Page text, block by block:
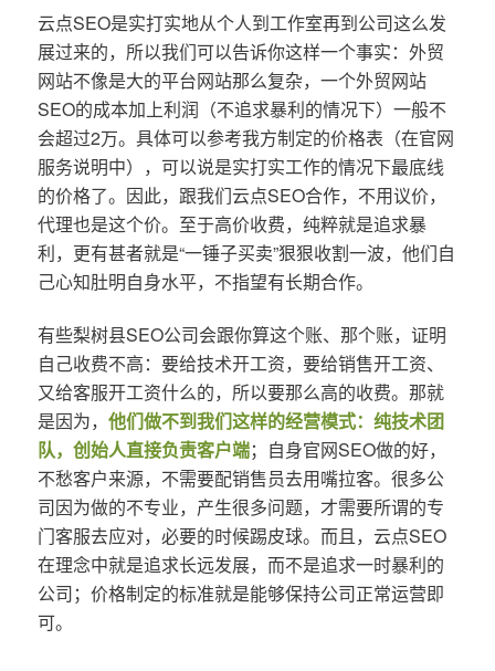
云点SEO是实打实地从个人到工作室再到公司这么发
展过来的，所以我们可以告诉你这样一个事实：外贸
网站不像是大的平台网站那么复杂，一个外贸网站
SEO的成本加上利润（不追求暴利的情况下）一般不
会超过2万。具体可以参考我方制定的价格表（在官网
服务说明中），可以说是实打实工作的情况下最底线
的价格了。因此，跟我们云点SEO合作，不用议价，
代理也是这个价。至于高价收费，纯粹就是追求暴
利，更有甚者就是“一锤子买卖”狠狠收割一波，他们自
己心知肚明自身水平，不指望有长期合作。
有些梨树县SEO公司会跟你算这个账、那个账，证明
自己收费不高：要给技术开工资，要给销售开工资、
又给客服开工资什么的，所以要那么高的收费。那就
是因为， 他们做不到我们这样的经营模式：纯技术团
队，创始人直接负责客户端；自身官网SEO做的好，
不愁客户来源，不需要配销售员去用嘴拉客。很多公
司因为做的不专业，产生很多问题，才需要所谓的专
门客服去应对，必要的时候踢皮球。而且，云点SEO
在理念中就是追求长远发展，而不是追求一时暴利的
公司；价格制定的标准就是能够保持公司正常运营即
可。